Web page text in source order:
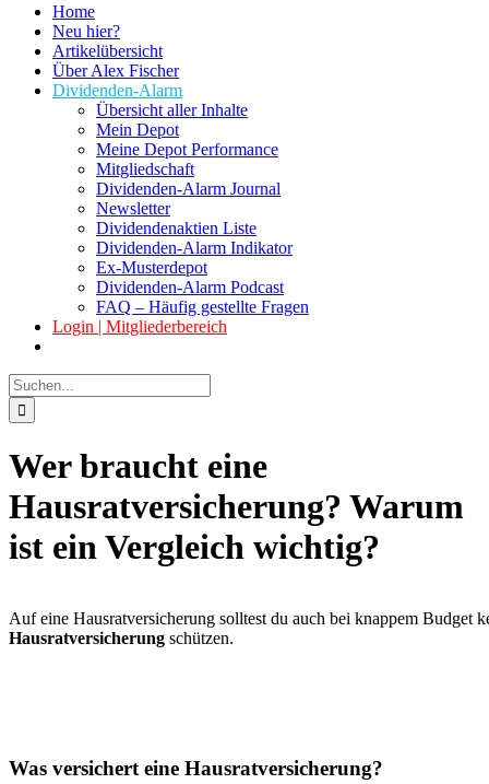
Home
Neu hier?
Artikelübersicht
Über Alex Fischer
Dividenden-Alarm
Übersicht aller Inhalte
Mein Depot
Meine Depot Performance
Mitgliedschaft
Dividenden-Alarm Journal
Newsletter
Dividendenaktien Liste
Dividenden-Alarm Indikator
Ex-Musterdepot
Dividenden-Alarm Podcast
FAQ – Häufig gestellte Fragen
Login | Mitgliederbereich
Suche
nach:
Wer braucht eine
Hausratversicherung? Warum
ist ein Vergleich wichtig?
Auf eine Hausratversicherung solltest du auch bei knappem Budget
Hausratversicherung schützen.
Was versichert eine Hausratversicherung?